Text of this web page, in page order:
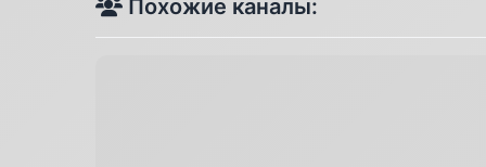
Похожие каналы: